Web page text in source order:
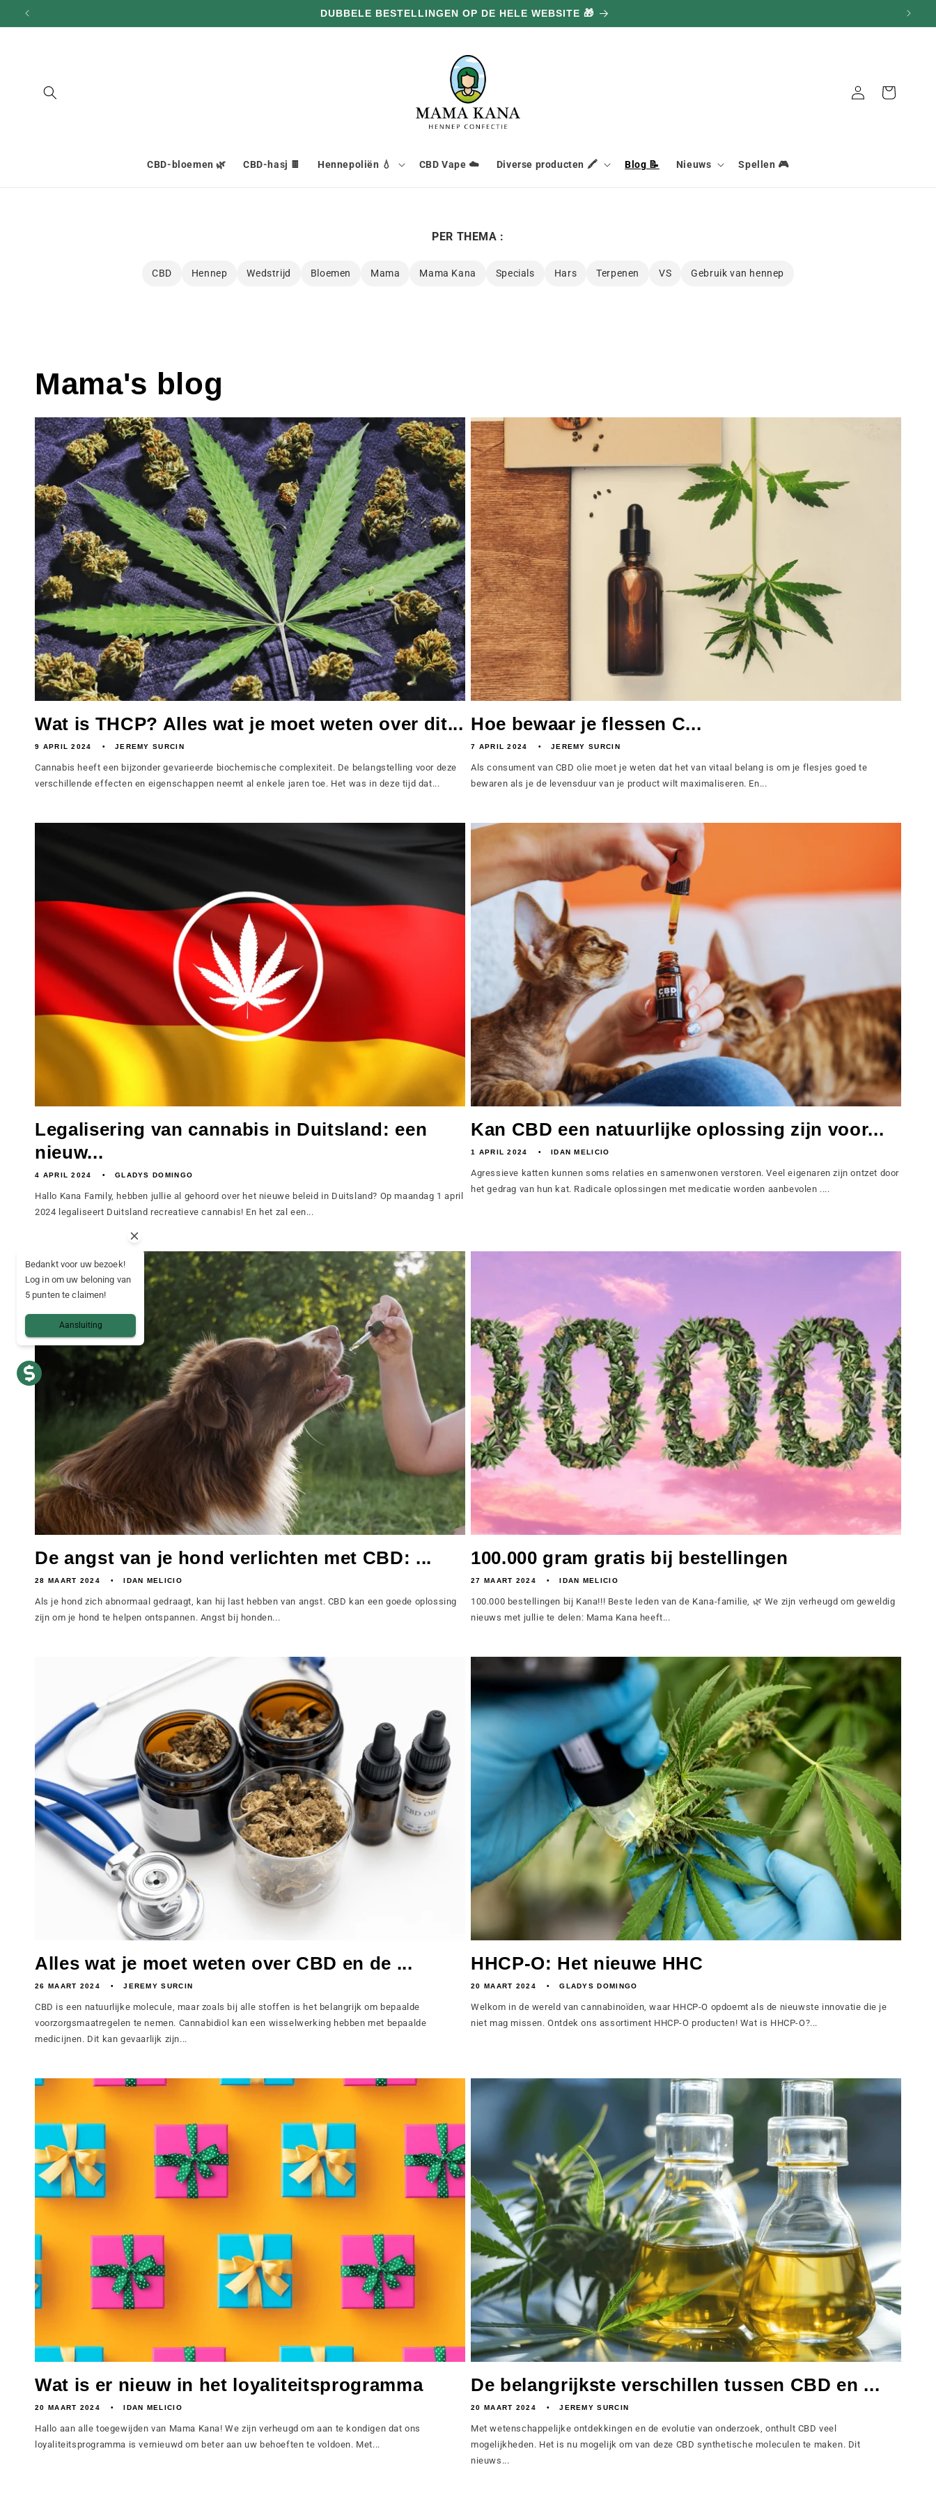
doorgaan
naar
100G GRATIS BIJ ELKE AANKOOP VAN 100€ 🔥
CBD-bloemen 🌿 CBD-hasj 🍫 Hennepoliën 💧 CBD Vape ☁️ Diverse producten 🖍️ Blog 📝 Nieuws Spellen 🎮
AansluitingMand
PER THEMA :
CBD Hennep Wedstrijd Bloemen Mama Mama Kana Specials Hars Terpenen VS Gebruik van hennep
Mama's blog
Wat is THCP? Alles wat je moet weten over dit...
9 APRIL 2024 JEREMY SURCIN
Cannabis heeft een bijzonder gevarieerde biochemische complexiteit. De belangstelling voor deze
verschillende effecten en eigenschappen neemt al enkele jaren toe. Het was in deze tijd dat...
Hoe bewaar je flessen C...
7 APRIL 2024 JEREMY SURCIN
Als consument van CBD olie moet je weten dat het van vitaal belang is om je flesjes goed te
bewaren als je de levensduur van je product wilt maximaliseren. En...
Legalisering van cannabis in Duitsland: een
nieuw...
4 APRIL 2024 GLADYS DOMINGO
Hallo Kana Family, hebben jullie al gehoord over het nieuwe beleid in Duitsland? Op maandag 1 april
2024 legaliseert Duitsland recreatieve cannabis! En het zal een...
Kan CBD een natuurlijke oplossing zijn voor...
1 APRIL 2024 IDAN MELICIO
Agressieve katten kunnen soms relaties en samenwonen verstoren. Veel eigenaren zijn ontzet door
het gedrag van hun kat. Radicale oplossingen met medicatie worden aanbevolen ....
De angst van je hond verlichten met CBD: ...
28 MAART 2024 IDAN MELICIO
Als je hond zich abnormaal gedraagt, kan hij last hebben van angst. CBD kan een goede oplossing
zijn om je hond te helpen ontspannen. Angst bij honden...
100.000 gram gratis bij bestellingen
27 MAART 2024 IDAN MELICIO
100.000 bestellingen bij Kana!!! Beste leden van de Kana-familie, 🌿 We zijn verheugd om geweldig
nieuws met jullie te delen: Mama Kana heeft...
Alles wat je moet weten over CBD en de ...
26 MAART 2024 JEREMY SURCIN
CBD is een natuurlijke molecule, maar zoals bij alle stoffen is het belangrijk om bepaalde
voorzorgsmaatregelen te nemen. Cannabidiol kan een wisselwerking hebben met bepaalde
medicijnen. Dit kan gevaarlijk zijn...
HHCP-O: Het nieuwe HHC
20 MAART 2024 GLADYS DOMINGO
Welkom in de wereld van cannabinoïden, waar HHCP-O opdoemt als de nieuwste innovatie die je
niet mag missen. Ontdek ons assortiment HHCP-O producten! Wat is HHCP-O?...
Wat is er nieuw in het loyaliteitsprogramma
20 MAART 2024 IDAN MELICIO
Hallo aan alle toegewijden van Mama Kana! We zijn verheugd om aan te kondigen dat ons
loyaliteitsprogramma is vernieuwd om beter aan uw behoeften te voldoen. Met...
De belangrijkste verschillen tussen CBD en ...
20 MAART 2024 JEREMY SURCIN
Met wetenschappelijke ontdekkingen en de evolutie van onderzoek, onthult CBD veel
mogelijkheden. Het is nu mogelijk om van deze CBD synthetische moleculen te maken. Dit
nieuws...
Bedankt voor uw bezoek!
Log in om uw beloning van
5 punten te claimen!
Aansluiting